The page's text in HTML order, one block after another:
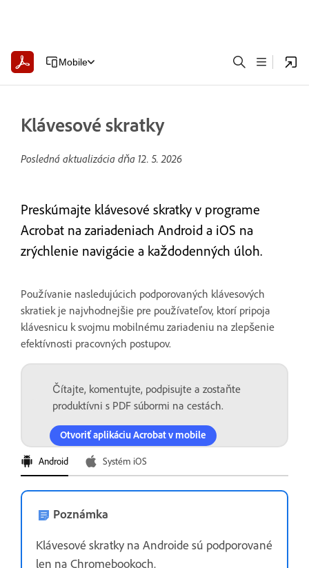
Mobile
Klávesové skratky
Posledná aktualizácia dňa 12. 5. 2026
Preskúmajte klávesové skratky v programe
Acrobat na zariadeniach Android a iOS na
zrýchlenie navigácie a každodenných úloh.
Používanie nasledujúcich podporovaných klávesových
skratiek je najvhodnejšie pre používateľov, ktorí pripoja
klávesnicu k svojmu mobilnému zariadeniu na zlepšenie
efektívnosti pracovných postupov.
Čítajte, komentujte, podpisujte a zostaňte
produktívni s PDF súbormi na cestách.
Otvoriť aplikáciu Acrobat v mobile
Android Systém iOS
Poznámka
Klávesové skratky na Androide sú podporované
len na Chromebookoch.